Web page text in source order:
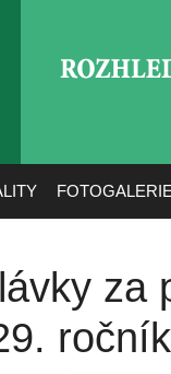
za